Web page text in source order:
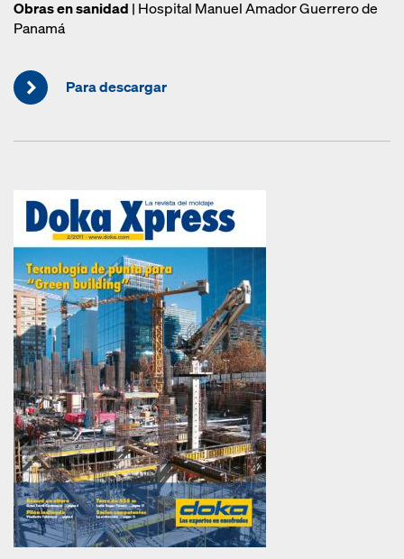
Obras en sanidad | Hospital Manuel Amador Guerrero de
Panamá
Para descargar